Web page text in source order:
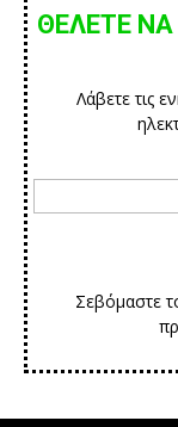
ΘΕΛΕΤΕ
Λάβετε τις
Σεβόμαστε